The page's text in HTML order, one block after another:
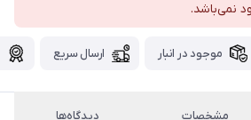
نمی‌باشد.
موجود در انبار ارسال سریع
مشخصات دیدگاه‌ها